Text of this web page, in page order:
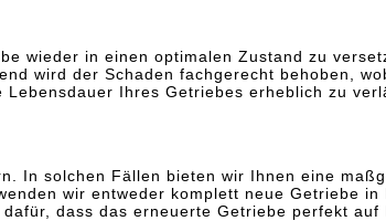
wieder in einen optimalen Zustand zu
wird der Schaden fachgerecht behoben,
Ihres Getriebes erheblich zu
In solchen Fällen bieten wir Ihnen eine
wir entweder komplett neue Getriebe
dass das erneuerte Getriebe perfekt